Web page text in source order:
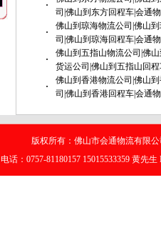
·
司|佛山到东方回程车|会通
·
佛山到琼海物流公司|佛山
司|佛山到琼海回程车|会通
·
佛山到五指山物流公司|佛
货运公司|佛山到五指山回
·
佛山到香港物流公司|佛山
司|佛山到香港回程车|会通
版权所有：佛山市会通物流有限
电话：0757-81180157 15015533359 黄先